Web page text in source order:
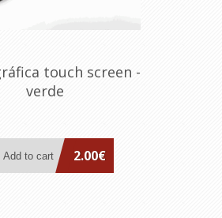
touch screen -
verde
2.00€